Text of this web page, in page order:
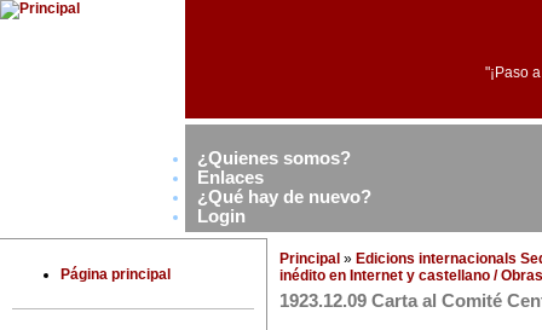
"¡Paso
¿Quienes somos?
Enlaces
¿Qué hay de nuevo?
Login
Página principal
Principal » Edicions internacionals
inédito en Internet y castellano /
1923.12.09 Carta al Comité